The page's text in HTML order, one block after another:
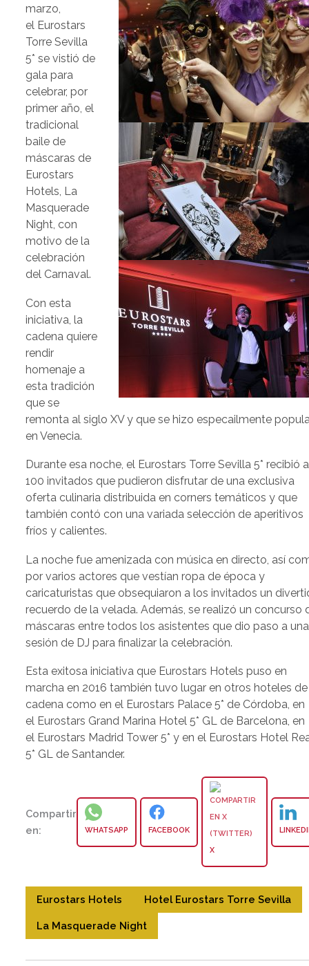
marzo,
el Eurostars
Torre Sevilla
5* se vistió de
gala para
celebrar, por
primer año, el
tradicional
baile de
máscaras de
Eurostars
Hotels, La
Masquerade
Night, con
motivo de la
celebración
del Carnaval.
Con esta
iniciativa, la
cadena quiere
rendir
homenaje a
esta tradición
que se
remonta al siglo XV y que se hizo especailmente
en Venecia.
Durante esa noche, el Eurostars Torre Sevilla 5* recibió a
100 invitados que pudieron disfrutar de una exclusiva
oferta culinaria distribuida en corners temáticos y que
también contó con una variada selección de aperitivos
fríos y calientes.
La noche fue amenizada con música en directo, así
por varios actores que vestían ropa de época y
caricaturistas que obsequiaron a los invitados un
recuerdo de la velada. Además, se realizó un concurso
máscaras entre todos los asistentes que dio paso a una
sesión de DJ para finalizar la celebración.
Esta exitosa iniciativa que Eurostars Hotels puso en
marcha en 2016 también tuvo lugar en otros hoteles
cadena como en el Eurostars Palace 5* de Córdoba, en
el Eurostars Grand Marina Hotel 5* GL de Barcelona, en
el Eurostars Madrid Tower 5* y en el Eurostars Hotel
5* GL de Santander.
Compartir
en:
WHATSAPP FACEBOOK
X
Eurostars Hotels Hotel Eurostars Torre Sevilla
La Masquerade Night